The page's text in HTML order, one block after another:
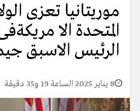
موريتانيا تعزى
المتحدة الا
الرئيس الاسبق
8 يناير 2025 الساعة 19 و35 دقيقة